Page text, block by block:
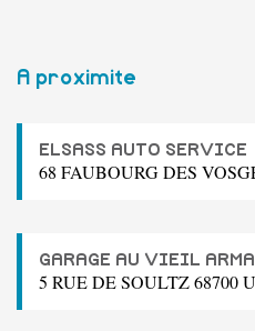
A proximite
ELSASS AUTO SERVICE
68 FAUBOURG DES
GARAGE AU VIEIL
5 RUE DE SOULTZ 68700